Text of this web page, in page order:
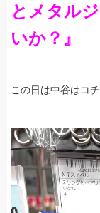
とメタル
いか？』
この日は中谷はコ